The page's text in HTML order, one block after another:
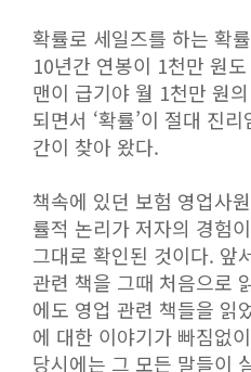
확률로 세일즈를 하는 확
10년간 연봉이 1천만 원
맨이 급기야 월 1천만 원
되면서 ‘확률’이 절대 진
간이 찾아 왔다.
책속에 있던 보험 영업사
률적 논리가 저자의 경험
그대로 확인된 것이다. 앞
관련 책을 그때 처음으로
에도 영업 관련 책들을 읽
에 대한 이야기가 빠짐없
당시에는 그 모든 말들이